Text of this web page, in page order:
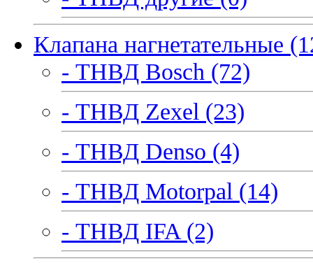
Клапана нагнетательные
- ТНВД Bosch (72)
- ТНВД Zexel (23)
- ТНВД Denso (4)
- ТНВД Motorpal (14)
- ТНВД IFA (2)